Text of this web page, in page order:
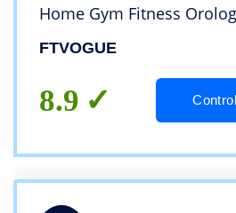
Home Gym Fitness
Decor(02)
FTVOGUE
8.9